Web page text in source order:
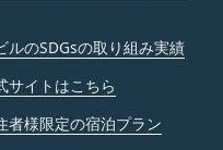
ルのSDGsの取り組み実績
サイトはこちら
者様限定の宿泊プラン
する文章、イラス
ゴ、アイコン、映
その他の知的財産権
ンツの使用を許諾す